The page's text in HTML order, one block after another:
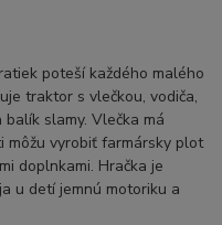
poteší každého malého
traktor s vlečkou, vodiča,
slamy. Vlečka má
môžu vyrobiť farmársky plot
doplnkami. Hračka je
u detí jemnú motoriku a